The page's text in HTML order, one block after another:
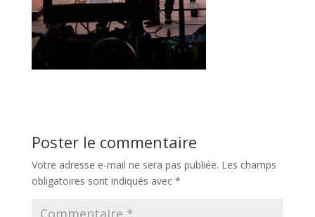
Poster le commentaire
Votre adresse e-mail ne sera pas publiée. Les champs
obligatoires sont indiqués avec *